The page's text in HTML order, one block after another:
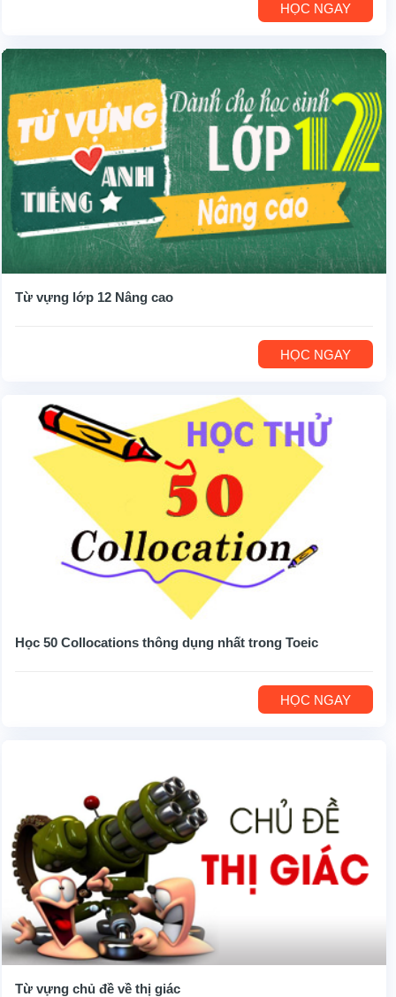
HỌC NGAY
Từ vựng lớp 12 Nâng cao
HỌC NGAY
Học 50 Collocations thông dụng nhất trong Toeic
HỌC NGAY
Từ vựng chủ đề về thị giác